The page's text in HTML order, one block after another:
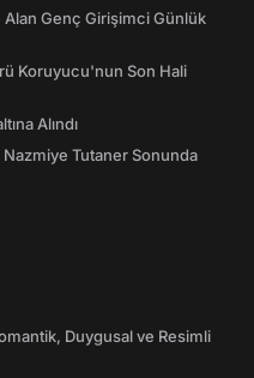
Alan Genç Girişimci Günlük
Koruyucu'nun Son Hali
Alındı
Nazmiye Tutaner Sonunda
Duygusal ve Resimli